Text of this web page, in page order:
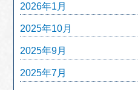
2026年1月
2025年10月
2025年9月
2025年7月